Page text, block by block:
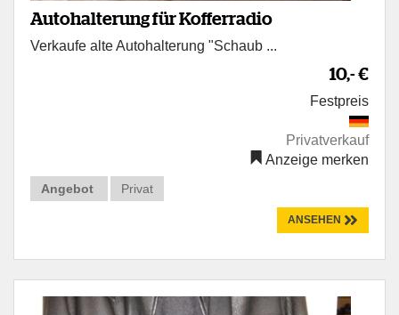
Autohalterung für Kofferradio
Verkaufe alte Autohalterung "Schaub ...
10,- €
Festpreis
Privatverkauf
Anzeige merken
Angebot Privat
ANSEHEN